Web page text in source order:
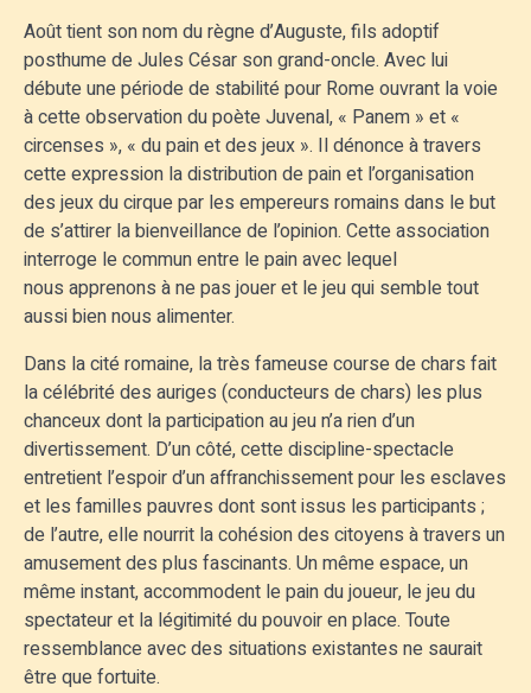
Août tient son nom du règne d’Auguste, fils adoptif
posthume de Jules César son grand-oncle. Avec lui
débute une période de stabilité pour Rome ouvrant la voie
à cette observation du poète Juvenal, « Panem » et «
circenses », « du pain et des jeux ». Il dénonce à travers
cette expression la distribution de pain et l’organisation
des jeux du cirque par les empereurs romains dans le but
de s’attirer la bienveillance de l’opinion. Cette association
interroge le commun entre le pain avec lequel
nous apprenons à ne pas jouer et le jeu qui semble tout
aussi bien nous alimenter.
Dans la cité romaine, la très fameuse course de chars fait
la célébrité des auriges (conducteurs de chars) les plus
chanceux dont la participation au jeu n’a rien d’un
divertissement. D’un côté, cette discipline-spectacle
entretient l’espoir d’un affranchissement pour les esclaves
et les familles pauvres dont sont issus les participants ;
de l’autre, elle nourrit la cohésion des citoyens à travers un
amusement des plus fascinants. Un même espace, un
même instant, accommodent le pain du joueur, le jeu du
spectateur et la légitimité du pouvoir en place. Toute
ressemblance avec des situations existantes ne saurait
être que fortuite.